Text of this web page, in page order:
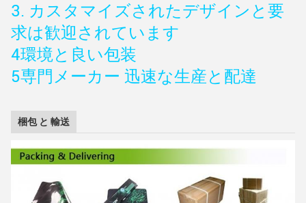
3. カスタマイズされたデザインと要
求は歓迎されています
4環境と良い包装
5専門メーカー 迅速な生産と配達
梱包 と 輸送